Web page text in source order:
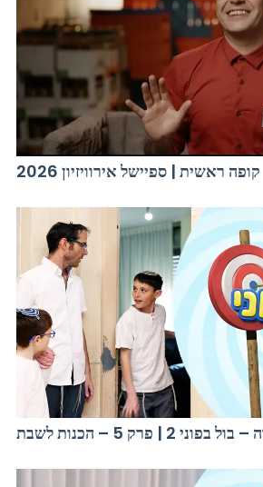
קופה ראשית | ספיישל אירוויזיון 2026
בפוני 2 | פרק 5 – הכנות לשבת